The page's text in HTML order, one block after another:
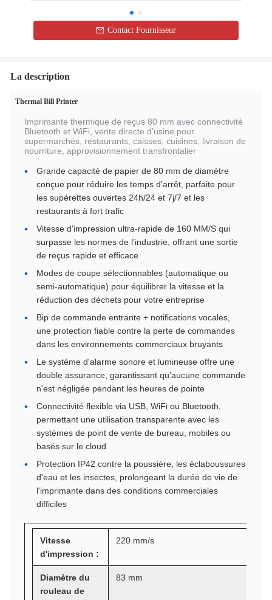
Contact Fournisseur
La description
Thermal Bill Printer
Imprimante thermique de reçus 80 mm avec connectivité
Bluetooth et WiFi, vente directe d'usine pour
supermarchés, restaurants, caisses, cuisines, livraison de
nourriture, approvisionnement transfrontalier
Grande capacité de papier de 80 mm de diamètre
conçue pour réduire les temps d'arrêt, parfaite pour
les supérettes ouvertes 24h/24 et 7j/7 et les
restaurants à fort trafic
Vitesse d'impression ultra-rapide de 160 MM/S qui
surpasse les normes de l'industrie, offrant une sortie
de reçus rapide et efficace
Modes de coupe sélectionnables (automatique ou
semi-automatique) pour équilibrer la vitesse et la
réduction des déchets pour votre entreprise
Bip de commande entrante + notifications vocales,
une protection fiable contre la perte de commandes
dans les environnements commerciaux bruyants
Le système d'alarme sonore et lumineuse offre une
double assurance, garantissant qu'aucune commande
n'est négligée pendant les heures de pointe
Connectivité flexible via USB, WiFi ou Bluetooth,
permettant une utilisation transparente avec les
systèmes de point de vente de bureau, mobiles ou
basés sur le cloud
Protection IP42 contre la poussière, les éclaboussures
d'eau et les insectes, prolongeant la durée de vie de
l'imprimante dans des conditions commerciales
difficiles
Vitesse
d'impression :
220 mm/s
Diamètre du
rouleau de
83 mm